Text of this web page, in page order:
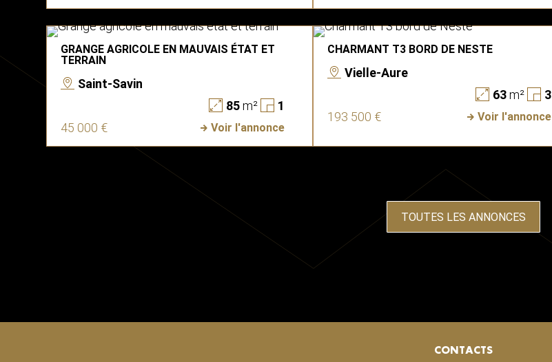
GRANGE AGRICOLE EN MAUVAIS ÉTAT ET
TERRAIN
Saint-Savin
85m²
1
45 000 €
Voir l'annonce
CHARMANT T3 BORD DE NESTE
Vielle-Aure
63m²
3
193 500 €
Voir l'annonce
TOUTES LES ANNONCES
CONTACTS